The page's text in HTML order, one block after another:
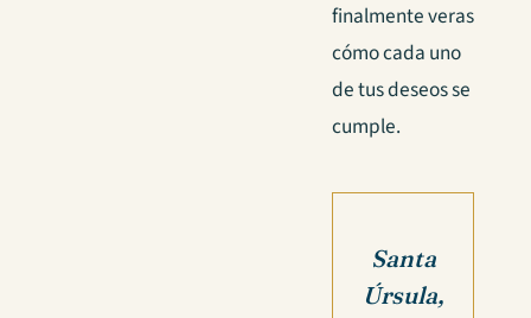
finalmente veras
cómo cada uno
de tus deseos se
cumple.
Santa
Úrsula,